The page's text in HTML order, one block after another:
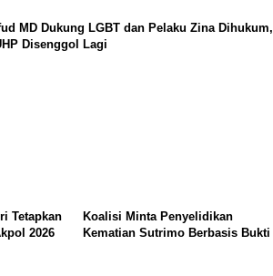
MD Dukung LGBT dan Pelaku Zina Dihukum,
Disenggol Lagi
Tetapkan
2026
Koalisi Minta Penyelidikan
Kematian Sutrimo Berbasis Bukti